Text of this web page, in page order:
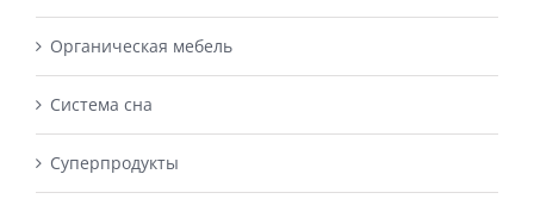
Органическая мебель
Система сна
Суперпродукты